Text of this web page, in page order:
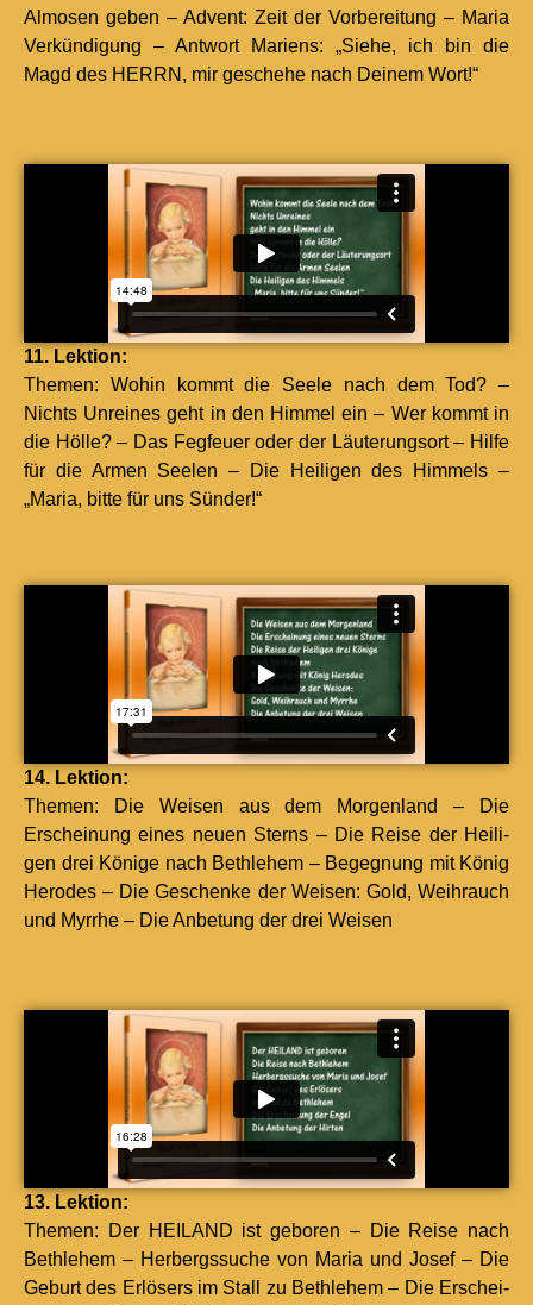
Almosen geben – Advent: Zeit der Vor­bere­itung – Maria
Verkündi­gung – Antwort Mariens: „Siehe, ich bin die
Magd des HERRN, mir geschehe nach Deinem Wort!“
11. Lek­tion:
The­men: Wohin kommt die Seele nach dem Tod? –
Nichts Unreines geht in den Him­mel ein – Wer kommt in
die Hölle? – Das Fegfeuer oder der Läuterung­sort – Hil­fe
für die Armen See­len – Die Heili­gen des Him­mels –
„Maria, bitte für uns Sün­der!“
14. Lek­tion:
The­men: Die Weisen aus dem Mor­gen­land – Die
Erschei­n­ung eines neuen Sterns – Die Reise der Heili­
gen drei Könige nach Beth­le­hem – Begeg­nung mit König
Herodes – Die Geschenke der Weisen: Gold, Weihrauch
und Myrrhe – Die Anbe­tung der drei Weisen
13. Lek­tion:
The­men: Der HEILAND ist geboren – Die Reise nach
Beth­le­hem – Her­bergssuche von Maria und Josef – Die
Geburt des Erlösers im Stall zu Beth­le­hem – Die Erschei­